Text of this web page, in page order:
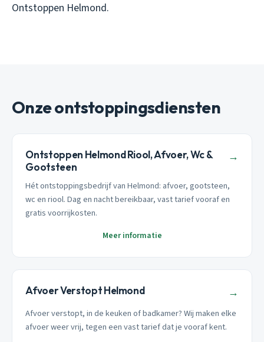
Ontstoppen Helmond.
Onze ontstoppingsdiensten
Ontstoppen Helmond Riool, Afvoer, Wc &
Gootsteen
→
Hét ontstoppingsbedrijf van Helmond: afvoer, gootsteen,
wc en riool. Dag en nacht bereikbaar, vast tarief vooraf en
gratis voorrijkosten.
Meer informatie
Afvoer Verstopt Helmond →
Afvoer verstopt, in de keuken of badkamer? Wij maken elke
afvoer weer vrij, tegen een vast tarief dat je vooraf kent.